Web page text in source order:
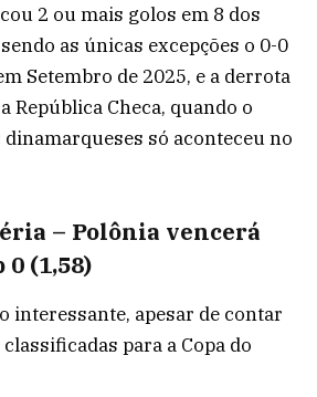
2 ou mais golos em 8 dos
as únicas excepções o 0-0
Setembro de 2025, e a derrota
República Checa, quando o
só aconteceu no
– Polônia vencerá
(1,58)
interessante, apesar de contar
para a Copa do